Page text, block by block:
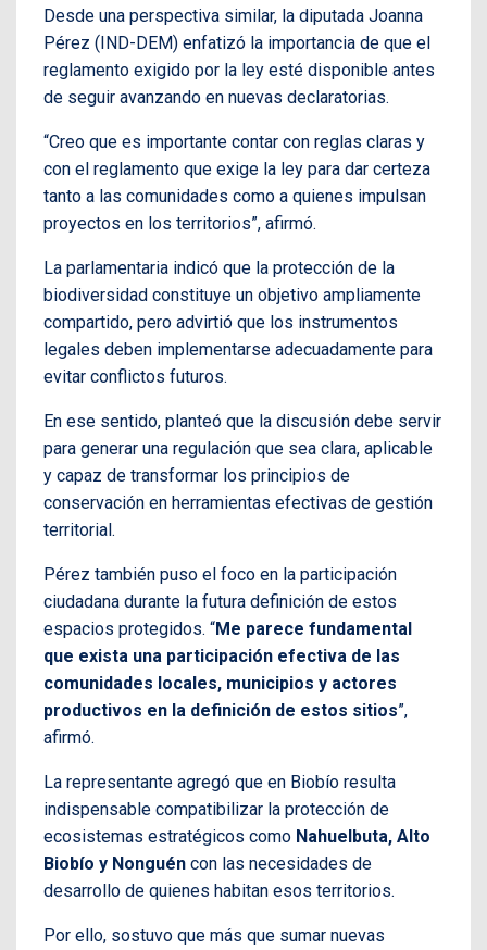
Desde una perspectiva similar, la diputada Joanna
Pérez (IND-DEM) enfatizó la importancia de que el
reglamento exigido por la ley esté disponible antes
de seguir avanzando en nuevas declaratorias.
“Creo que es importante contar con reglas claras y
con el reglamento que exige la ley para dar certeza
tanto a las comunidades como a quienes impulsan
proyectos en los territorios”, afirmó.
La parlamentaria indicó que la protección de la
biodiversidad constituye un objetivo ampliamente
compartido, pero advirtió que los instrumentos
legales deben implementarse adecuadamente para
evitar conflictos futuros.
En ese sentido, planteó que la discusión debe servir
para generar una regulación que sea clara, aplicable
y capaz de transformar los principios de
conservación en herramientas efectivas de gestión
territorial.
Pérez también puso el foco en la participación
ciudadana durante la futura definición de estos
espacios protegidos. “Me parece fundamental
que exista una participación efectiva de las
comunidades locales, municipios y actores
productivos en la definición de estos sitios”,
afirmó.
La representante agregó que en Biobío resulta
indispensable compatibilizar la protección de
ecosistemas estratégicos como Nahuelbuta, Alto
Biobío y Nonguén con las necesidades de
desarrollo de quienes habitan esos territorios.
Por ello, sostuvo que más que sumar nuevas